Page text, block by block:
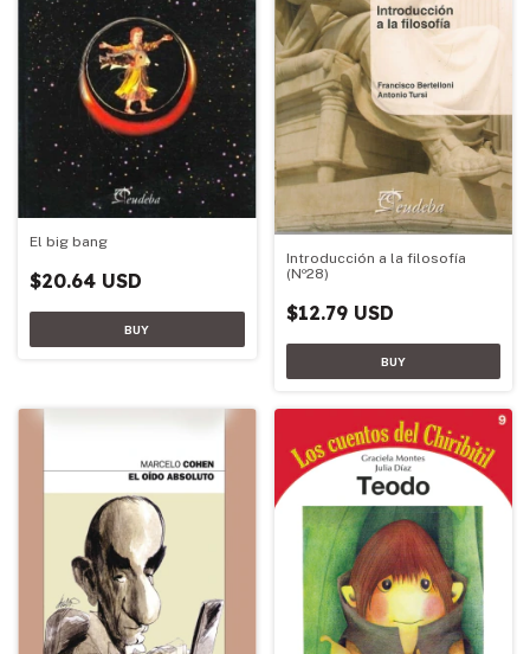
El big bang
$20.64 USD
Introducción a la filosofía
(Nº28)
$12.79 USD